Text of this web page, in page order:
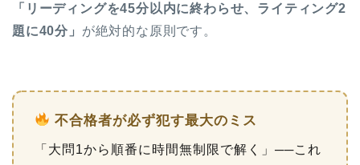
「リーディングを45分以内に終わらせ、ライティング2
題に40分」 が絶対的な原則です。
不合格者が必ず犯す最大のミス
「大問1から順番に時間無制限で解く」──これ